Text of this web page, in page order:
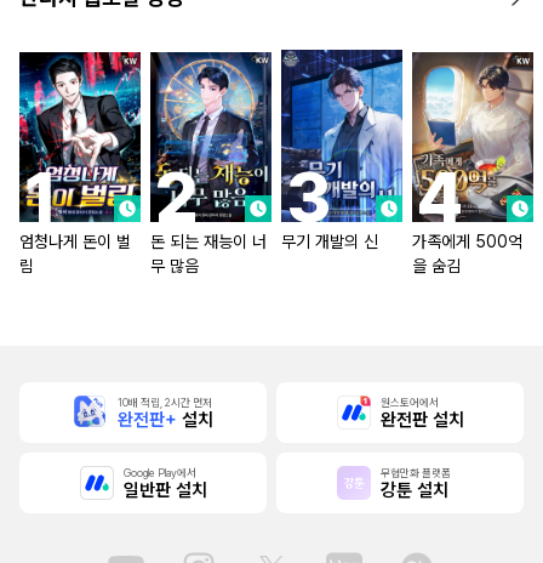
엄청나게 돈이 벌
림
돈 되는 재능이 너
무 많음
무기 개발의 신
가족에게 500억
을 숨김
10배 적립, 2시간 먼저
완전판+ 설치
원스토어에서
완전판 설치
Google Play에서
일반판 설치
무협만화 플랫폼
강툰 설치